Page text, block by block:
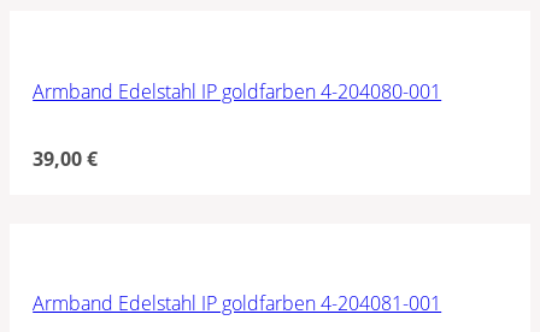
Armband Edelstahl IP goldfarben 4-204080-001
39,00€
Armband Edelstahl IP goldfarben 4-204081-001